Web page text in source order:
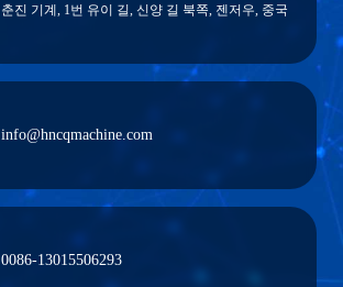
춘진 기계, 1번 유이 길, 신양 길 북쪽, 젠저우, 중국
info@hncqmachine.com
0086-13015506293